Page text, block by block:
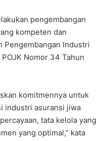
pengembangan
kompeten dan
Pengembangan Industri
Nomor 34 Tahun
komitmennya untuk
industri asuransi jiwa
tata kelola yang
yang optimal,” kata